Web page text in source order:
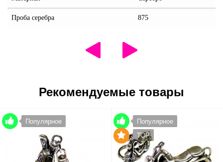
Проба серебра 875
Рекомендуемые товары
Популярное
Популярное
TOP